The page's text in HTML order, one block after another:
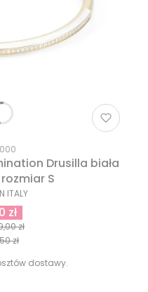
Drusilla biała
S
ITALY
zł
zł
zł
dostawy.